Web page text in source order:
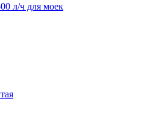
л/ч для моек